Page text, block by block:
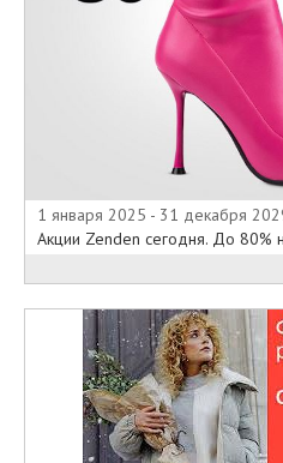
1 января 2025 - 31 декабря
Акции Zenden сегодня. До 80%